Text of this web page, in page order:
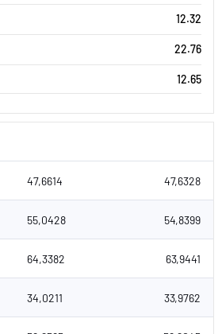
12.32
22.76
12.65
47,6614 47,6328
55,0428 54,8399
64,3382 63,9441
34,0211 33,9762